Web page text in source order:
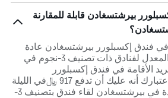
بيرشتسغادن قابلة للمقارنة
في فندق إكسبلورر بيرشتسغادن عادة
أرخص بنسبة 10% عن المعدل لفنادق ذات تصنيف 3-نجوم في
الأقامة في فندق إكسبلورر
بيرشتسغادن، ضع في اعتبارك أنه عليك أن تدفع 917 ﷼في الليلة
، والتي تعتبر صفقة جيدة في بيرشتسغادن لقاء فندق بتصنيف 3-